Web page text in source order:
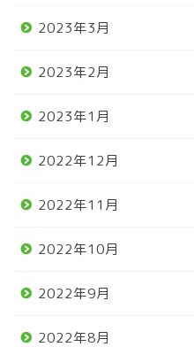
2023年3月
2023年2月
2023年1月
2022年12月
2022年11月
2022年10月
2022年9月
2022年8月